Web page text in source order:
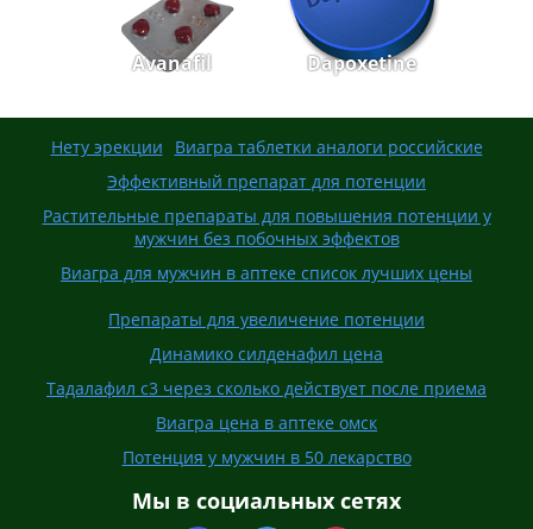
Avanafil Dapoxetine
Нету эрекции
Виагра таблетки аналоги российские
Эффективный препарат для потенции
Растительные препараты для повышения потенции у
мужчин без побочных эффектов
Виагра для мужчин в аптеке список лучших цены
Препараты для увеличение потенции
Динамико силденафил цена
Тадалафил с3 через сколько действует после приема
Виагра цена в аптеке омск
Потенция у мужчин в 50 лекарство
Мы в социальных сетях